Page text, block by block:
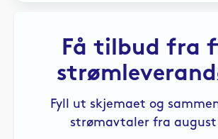
Få tilbud fra
Fyll ut skjemaet og
strømavtaler fra august